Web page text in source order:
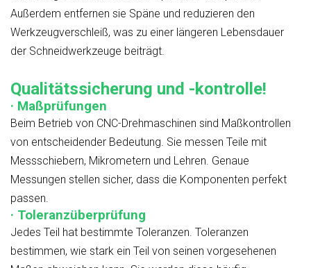
Außerdem entfernen sie Späne und reduzieren den
Werkzeugverschleiß, was zu einer längeren Lebensdauer
der Schneidwerkzeuge beiträgt.
Qualitätssicherung und -kontrolle!
· Maßprüfungen
Beim Betrieb von CNC-Drehmaschinen sind Maßkontrollen
von entscheidender Bedeutung. Sie messen Teile mit
Messschiebern, Mikrometern und Lehren. Genaue
Messungen stellen sicher, dass die Komponenten perfekt
passen.
· Toleranzüberprüfung
Jedes Teil hat bestimmte Toleranzen. Toleranzen
bestimmen, wie stark ein Teil von seinen vorgesehenen